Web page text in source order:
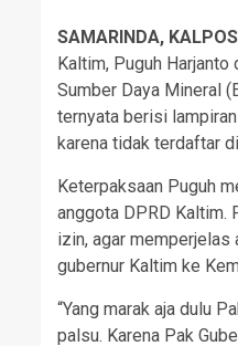
SAMARINDA,
Kaltim, Puguh
Sumber Daya Mineral
ternyata berisi
karena tidak terdaftar
Keterpaksaan Puguh
anggota DPRD Kaltim.
izin, agar memperjelas
gubernur Kaltim ke
“Yang marak aja dulu
palsu. Karena Pak